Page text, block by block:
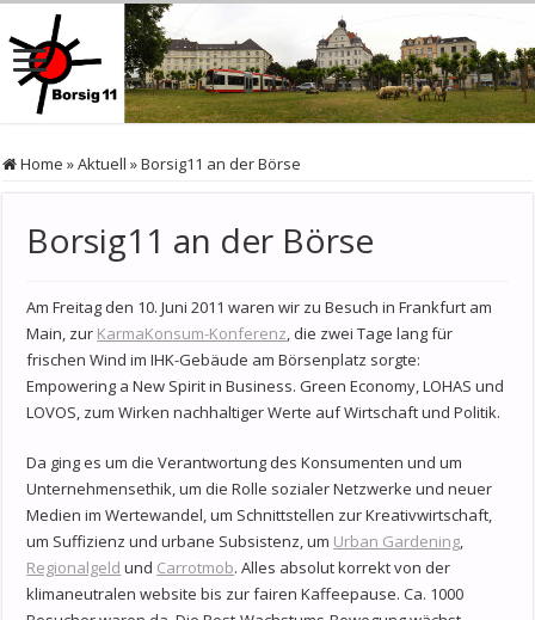
Home »Aktuell »Borsig11 an der Börse
Borsig11 an der Börse
Am Freitag den 10. Juni 2011 waren wir zu Besuch in Frankfurt am
Main, zur KarmaKonsum-Konferenz, die zwei Tage lang für
frischen Wind im IHK-Gebäude am Börsenplatz sorgte:
Empowering a New Spirit in Business. Green Economy, LOHAS und
LOVOS, zum Wirken nachhaltiger Werte auf Wirtschaft und Politik.
Da ging es um die Verantwortung des Konsumenten und um
Unternehmensethik, um die Rolle sozialer Netzwerke und neuer
Medien im Wertewandel, um Schnittstellen zur Kreativwirtschaft,
um Suffizienz und urbane Subsistenz, um Urban Gardening,
Regionalgeld und Carrotmob. Alles absolut korrekt von der
klimaneutralen website bis zur fairen Kaffeepause. Ca. 1000